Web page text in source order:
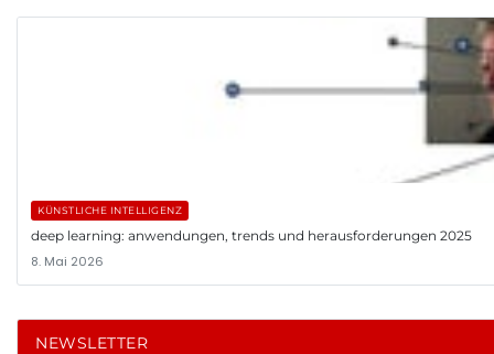
KÜNSTLICHE INTELLIGENZ
deep learning: anwendungen, trends und herausforderungen 2025
8. Mai 2026
NEWSLETTER